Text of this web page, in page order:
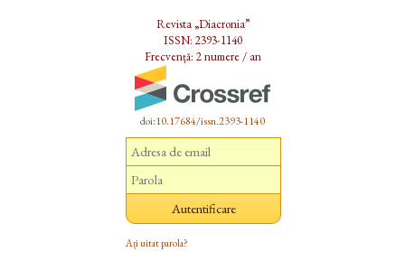
Revista „Diacronia”
ISSN: 2393-1140
Frecvență: 2 numere / an
doi:10.17684/issn.2393-1140
Ați uitat parola?